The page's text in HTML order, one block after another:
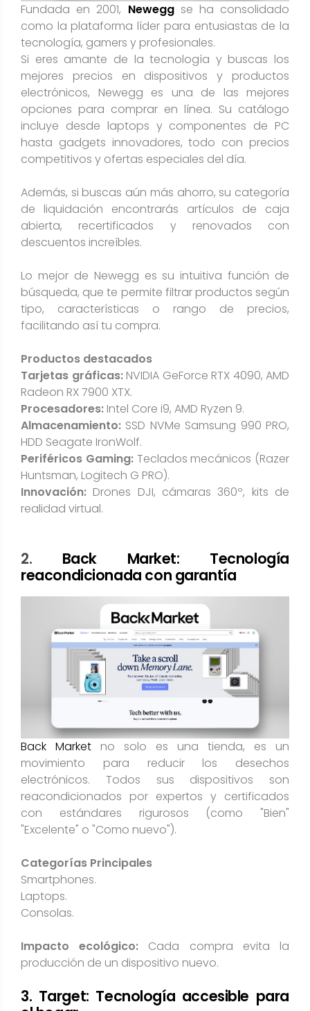
Fundada en 2001, Neweggse ha consolidado
como la plataforma líder para entusiastas de la
tecnología, gamers y profesionales.
Si eres amante de la tecnología y buscas los
mejores precios en dispositivos y productos
electrónicos, Newegg es una de las mejores
opciones para comprar en línea. Su catálogo
incluye desde laptops y componentes de PC
hasta gadgets innovadores, todo con precios
competitivos y ofertas especiales del día.
Además, si buscas aún más ahorro, su categoría
de liquidación encontrarás artículos de caja
abierta, recertificados y renovados con
descuentos increíbles.
Lo mejor de Newegg es su intuitiva función de
búsqueda, que te permite filtrar productos según
tipo, características o rango de precios,
facilitando así tu compra.
Productos destacados
Tarjetas gráficas:NVIDIA GeForce RTX 4090, AMD
Radeon RX 7900 XTX.
Procesadores: Intel Core i9, AMD Ryzen 9.
Almacenamiento: SSD NVMe Samsung 990 PRO,
HDD Seagate IronWolf.
Periféricos Gaming: Teclados mecánicos (Razer
Huntsman, Logitech G PRO).
Innovación: Drones DJI, cámaras 360º, kits de
realidad virtual.
2. Back Market: Tecnología
reacondicionada con garantía
Back Market no solo es una tienda, es un
movimiento para reducir los desechos
electrónicos. Todos sus dispositivos son
reacondicionados por expertos y certificados
con estándares rigurosos (como "Bien"
"Excelente" o "Como nuevo").
Categorías Principales
Smartphones.
Laptops.
Consolas.
Impacto ecológico: Cada compra evita la
producción de un dispositivo nuevo.
3. Target: Tecnología accesible para